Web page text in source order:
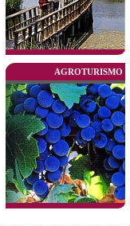
AGROTURISMO